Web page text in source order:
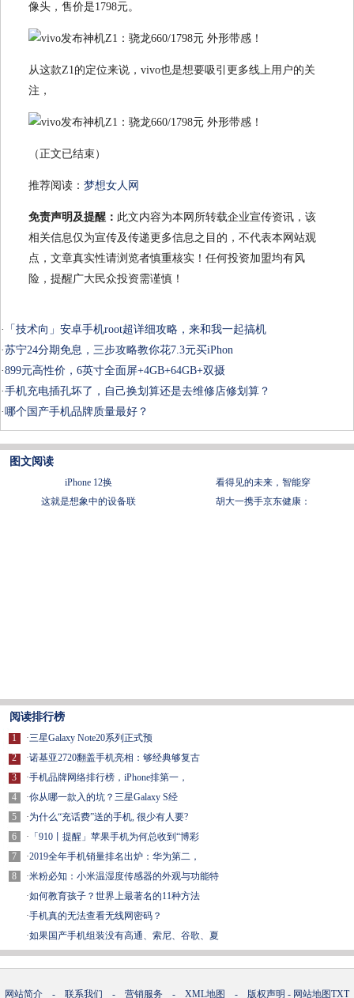
像头，售价是1798元。
从这款Z1的定位来说，vivo也是想要吸引更多线上用户的关
注，
（正文已结束）
推荐阅读： 梦想女人网
免责声明及提醒： 此文内容为本网所转载企业宣传资讯，该
相关信息仅为宣传及传递更多信息之目的，不代表本网站观
点，文章真实性请浏览者慎重核实！任何投资加盟均有风
险，提醒广大民众投资需谨慎！
·
「技术向」安卓手机root超详细攻略，来和我一起搞机
·苏宁24分期免息，三步攻略教你花7.3元买iPhon
·899元高性价，6英寸全面屏+4GB+64GB+双摄
·手机充电插孔坏了，自己换划算还是去维修店修划算？
·哪个国产手机品牌质量最好？
图文阅读
iPhone 12换
看得见的未来，智能穿
这就是想象中的设备联
胡大一携手京东健康：
阅读排行榜
1
2
3
4
5
6
7
8
·三星Galaxy Note20系列正式预
·诺基亚2720翻盖手机亮相：够经典够复古
·手机品牌网络排行榜，iPhone排第一，
·你从哪一款入的坑？三星Galaxy S经
·为什么“充话费”送的手机, 很少有人要?
· 「910丨提醒」苹果手机为何总收到“博彩
·2019全年手机销量排名出炉：华为第二，
·米粉必知：小米温湿度传感器的外观与功能特
·如何教育孩子？世界上最著名的11种方法
·手机真的无法查看无线网密码？
·如果国产手机组装没有高通、索尼、谷歌、夏
网站简介 - 联系我们 - 营销服务 - XML地图 - 版权声明 - 网站地图TXT